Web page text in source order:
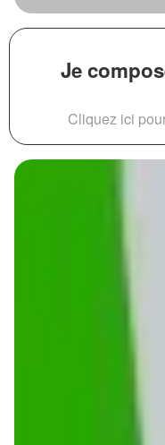
Je
Cliquez ici